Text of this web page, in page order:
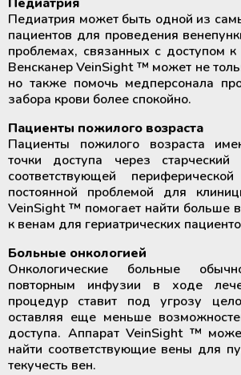
Педиатрия может быть одной из
пациентов для проведения
проблемах, связанных с доступом
Венсканер VeinSight ™ может не
но также помочь медперсонала
забора крови более спокойно.
Пациенты пожилого возраста
Пациенты пожилого возраста
точки доступа через старческий
соответствующей
постоянной проблемой для
VeinSight ™ помогает найти больше
к венам для гериатрических
Больные онкологией
Онкологические больные
повторным инфузии в ходе
процедур ставит под угрозу
оставляя еще меньше
доступа. Аппарат VeinSight ™
найти соответствующие вены для
текучесть вен.